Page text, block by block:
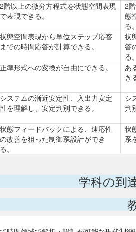
2階以上の微分方程式を状態空間表現
で表現できる。
2
態
る
状態空間表現から単位ステップ応答
までの時間応答が計算できる。
状
答
る
正準形式への変換が自由にできる。
あ
き
システムの漸近安定性、入出力安定
性を理解し、安定判別できる。
シ
判
状態フィードバックによる、速応性
の改善を狙った制御系設計ができ
る。
状
系
学科の到